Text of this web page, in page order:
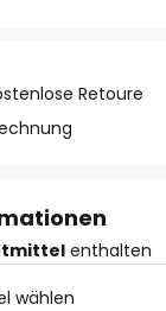
Retoure
enthalten
wählen